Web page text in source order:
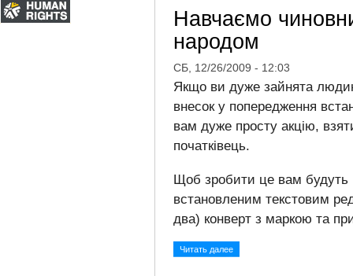
Навчаємо
народом
СБ, 12/26/2009 - 12:03
Якщо ви дуже зайнята
внесок у попередження
вам дуже просту акцію,
початківець.
Щоб зробити це вам будуть
встановленим текстовим
два) конверт з маркою та
Читать далее